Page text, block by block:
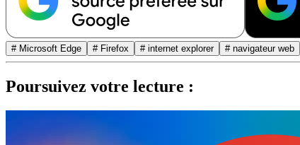
# Microsoft Edge # Firefox # internet explorer # navigateur web
Poursuivez votre lecture :